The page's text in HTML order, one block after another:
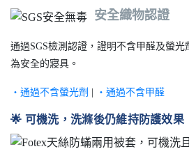
安全織物認證
通過SGS檢測認證，證明不含甲醛及螢光
為安全的寢具。
‧通過不含螢光劑 ‧通過不含甲醛
🌟 可機洗，洗滌後仍維持防護效果